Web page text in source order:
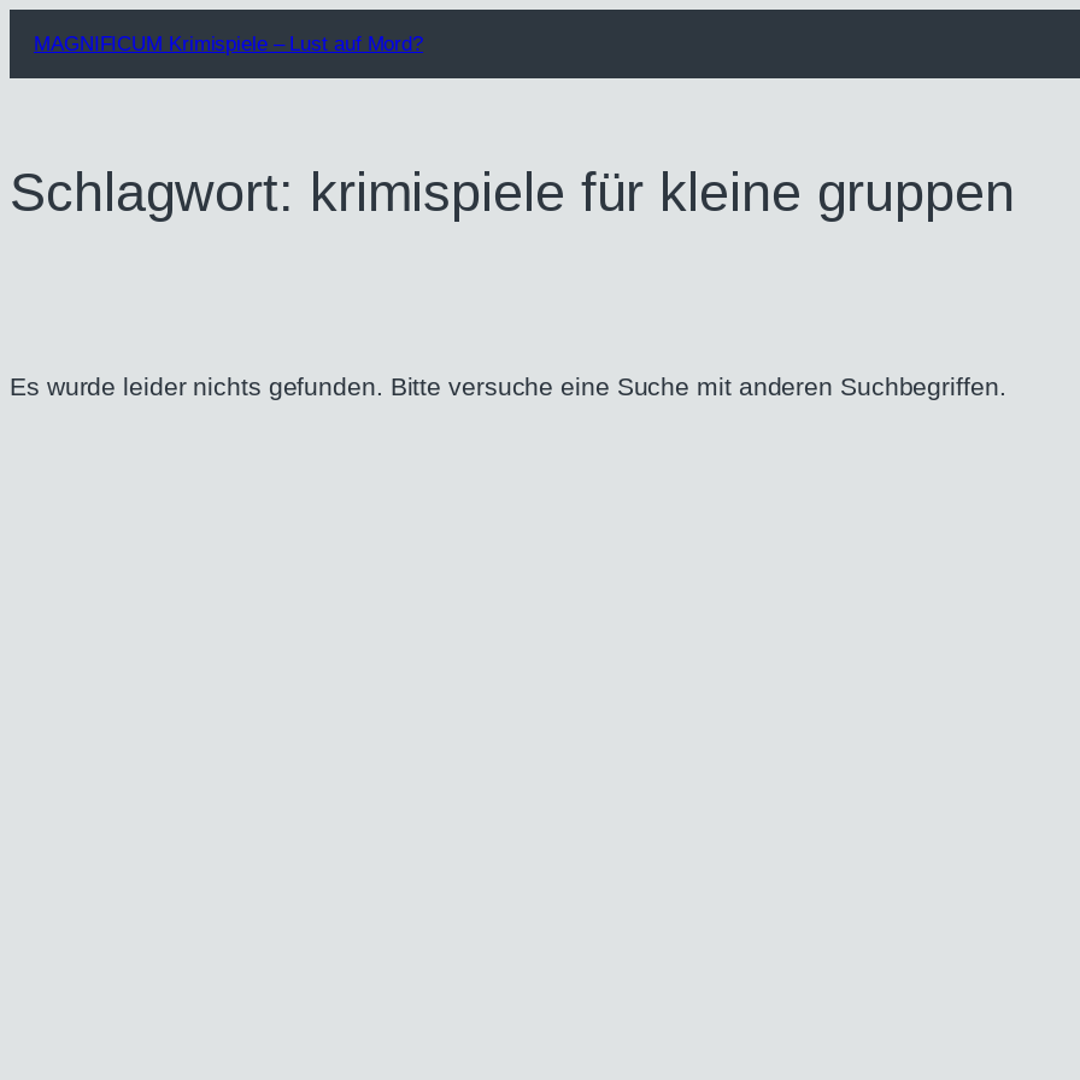
Inhalt
MAGNIFICUM Krimispiele – Lust auf Mord?
Schlagwort: krimispiele für kleine gruppen
Es wurde leider nichts gefunden. Bitte versuche eine Suche mit anderen Suchbegriffen.